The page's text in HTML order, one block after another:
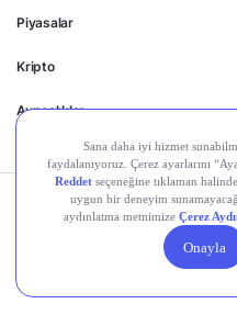
Piyasalar
Kripto
Ayrıcalıklar
Kişisel Verilerin
Gizlilik
Politikası